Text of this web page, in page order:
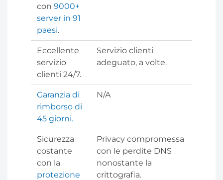
con 9000+
server in 91
paesi.
Eccellente
servizio
clienti 24/7.
Servizio clienti
adeguato, a volte.
Garanzia di
rimborso di
45 giorni.
N/A
Sicurezza
costante
con la
protezione
Privacy compromessa
con le perdite DNS
nonostante la
crittografia.